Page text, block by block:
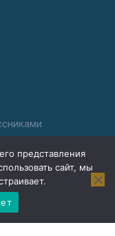
- PingWin
представления
сайт, мы